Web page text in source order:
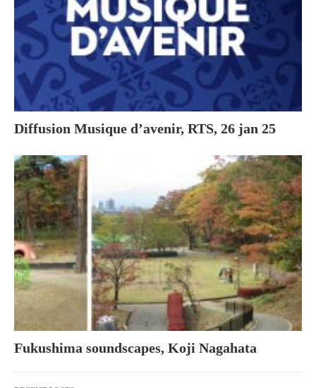
Diffusion Musique d’avenir, RTS, 26 jan 25
Fukushima soundscapes, Koji Nagahata